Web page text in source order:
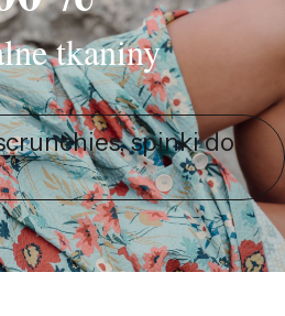
tkaniny
spinki do